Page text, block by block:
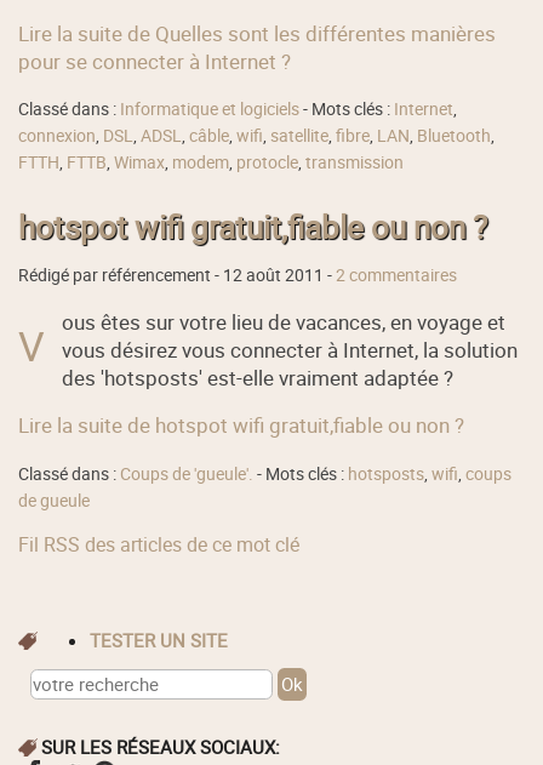
Lire la suite de Quelles sont les différentes manières
pour se connecter à Internet ?
Classé dans : Informatique et logiciels- Mots clés : Internet,
connexion, DSL,ADSL,câble,wifi, satellite,fibre, LAN, Bluetooth,
FTTH, FTTB,Wimax, modem, protocle,transmission
hotspot wifi gratuit,fiable ou non ?
Rédigé par référencement - 12 août 2011 -2 commentaires
V
ous êtes sur votre lieu de vacances, en voyage et
vous désirez vous connecter à Internet, la solution
des 'hotsposts' est-elle vraiment adaptée ?
Lire la suite de hotspot wifi gratuit,fiable ou non ?
Classé dans : Coups de 'gueule'. - Mots clés : hotsposts,wifi,coups
de gueule
Fil RSS des articles de ce mot clé
TESTER UN SITE
SUR LES RÉSEAUX SOCIAUX: